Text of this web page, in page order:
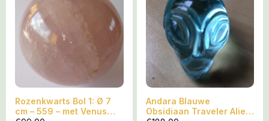
Rozenkwarts Bol 1: Ø 7
cm – 559 – met Venus
Andara Blauwe
Obsidiaan Traveler Alien